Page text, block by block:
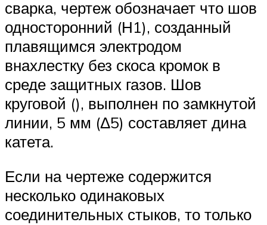
сварка, чертеж обозначает что шов
односторонний (Н1), созданный
плавящимся электродом
внахлестку без скоса кромок в
среде защитных газов. Шов
круговой (), выполнен по замкнутой
линии, 5 мм (Δ5) составляет дина
катета.
Если на чертеже содержится
несколько одинаковых
соединительных стыков, то только